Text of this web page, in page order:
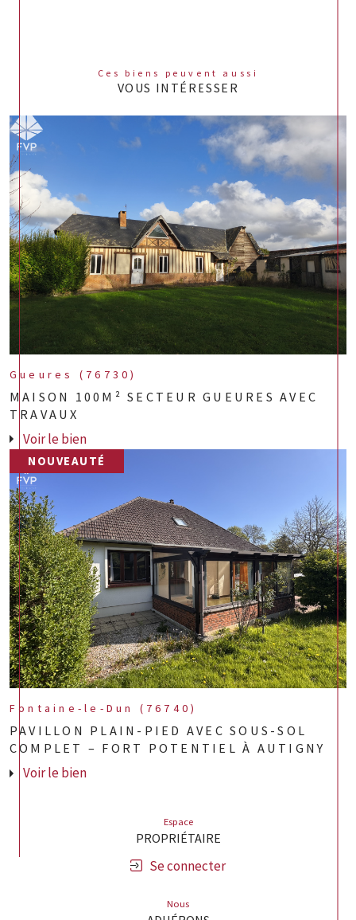
Ces biens peuvent aussi
VOUS INTÉRESSER
Gueures (76730)
MAISON 100M² SECTEUR GUEURES AVEC
TRAVAUX
Voir le bien
NOUVEAUTÉ
Fontaine-le-Dun (76740)
PAVILLON PLAIN-PIED AVEC SOUS-SOL
COMPLET – FORT POTENTIEL À AUTIGNY
Voir le bien
Espace
PROPRIÉTAIRE
Se connecter
Nous